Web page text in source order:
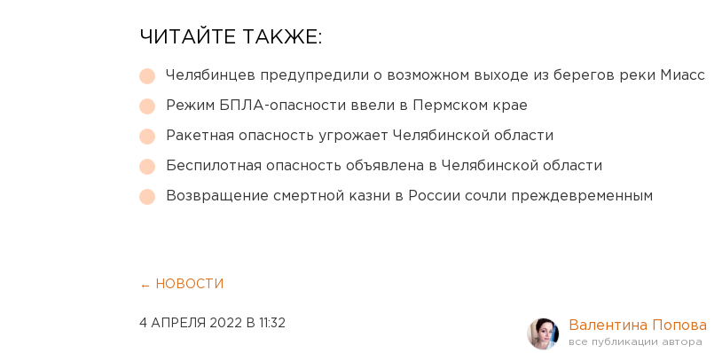
ЧИТАЙТЕ ТАКЖЕ:
Челябинцев предупредили о возможном выходе из берегов реки Миасс
Режим БПЛА-опасности ввели в Пермском крае
Ракетная опасность угрожает Челябинской области
Беспилотная опасность объявлена в Челябинской области
Возвращение смертной казни в России сочли преждевременным
← НОВОСТИ
4 АПРЕЛЯ 2022 В 11:32 Валентина Попова